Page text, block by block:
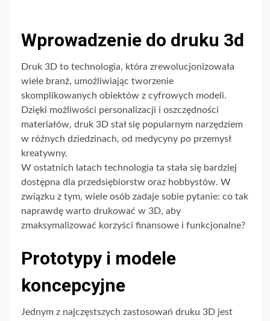
Wprowadzenie do druku 3d
Druk 3D to technologia, która zrewolucjonizowała
wiele branż, umożliwiając tworzenie
skomplikowanych obiektów z cyfrowych modeli.
Dzięki możliwości personalizacji i oszczędności
materiałów, druk 3D stał się popularnym narzędziem
w różnych dziedzinach, od medycyny po przemysł
kreatywny.
W ostatnich latach technologia ta stała się bardziej
dostępna dla przedsiębiorstw oraz hobbystów. W
związku z tym, wiele osób zadaje sobie pytanie: co tak
naprawdę warto drukować w 3D, aby
zmaksymalizować korzyści finansowe i funkcjonalne?
Prototypy i modele
koncepcyjne
Jednym z najczęstszych zastosowań druku 3D jest